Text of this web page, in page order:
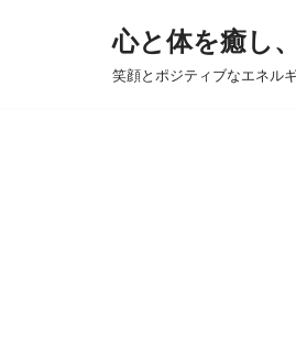
心と体を癒し
笑顔とポジティブなエネル